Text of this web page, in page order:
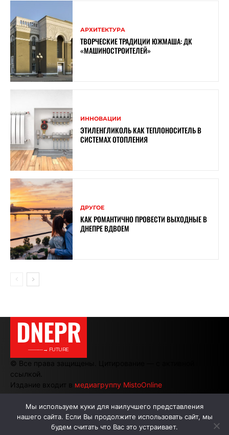
АРХИТЕКТУРА
ТВОРЧЕСКИЕ ТРАДИЦИИ ЮЖМАША: ДК
«МАШИНОСТРОИТЕЛЕЙ»
ИННОВАЦИИ
ЭТИЛЕНГЛИКОЛЬ КАК ТЕПЛОНОСИТЕЛЬ В
СИСТЕМАХ ОТОПЛЕНИЯ
ДРУГОЕ
КАК РОМАНТИЧНО ПРОВЕСТИ ВЫХОДНЫЕ В
ДНЕПРЕ ВДВОЕМ
DNEPR
———→ FUTURE
© Все права защищены. Цитирование — с активной
ссылкой.
Издание входит в медиагруппу MistoOnline
АВТОРЫ РЕКЛАМА НА САЙТЕ
Мы используем куки для наилучшего представления
нашего сайта. Если Вы продолжите использовать сайт, мы
будем считать что Вас это устраивает.